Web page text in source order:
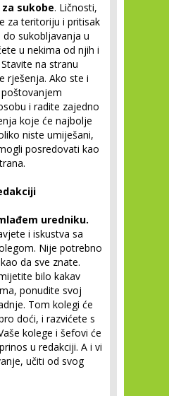
sukobe. Ličnosti,
za teritoriju i pritisak
sukobljavanja u
u nekima od njih i
na stranu
rješenja. Ako ste i
i radite zajedno
koje će najbolje
niste umiješani,
posredovati kao
uredniku.
i iskustva sa
Nije potrebno
da sve znate.
bilo kakav
ponudite svoj
Tom kolegi će
doći, i razvićete s
kolege i šefovi će
u redakciji. A i vi
učiti od svog